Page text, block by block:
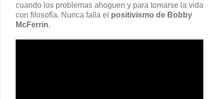
cuando los problemas ahoguen y para tomarse la vida
con filosofía. Nunca falla el positivismo de Bobby
McFerrin.